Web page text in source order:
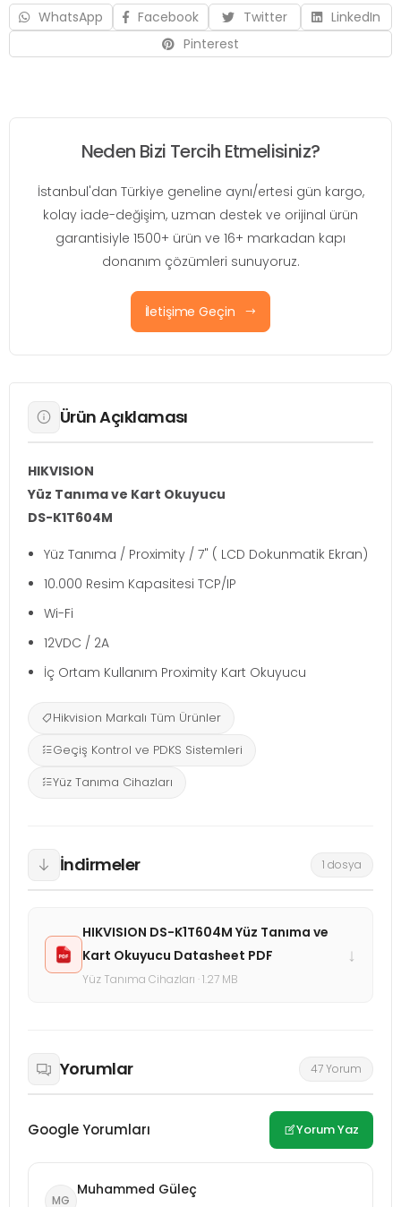
WhatsApp Facebook Twitter
LinkedIn
Pinterest
Neden Bizi Tercih Etmelisiniz?
İstanbul'dan Türkiye geneline aynı/ertesi gün kargo,
kolay iade-değişim, uzman destek ve orijinal ürün
garantisiyle 1500+ ürün ve 16+ markadan kapı
donanım çözümleri sunuyoruz.
İletişime Geçin
Ürün Açıklaması
HIKVISION
Yüz Tanıma ve Kart Okuyucu
DS-K1T604M
Yüz Tanıma / Proximity / 7" ( LCD Dokunmatik Ekran)
10.000 Resim Kapasitesi TCP/IP
Wi-Fi
12VDC / 2A
İç Ortam Kullanım Proximity Kart Okuyucu
Hikvision Markalı Tüm Ürünler
Geçiş Kontrol ve PDKS Sistemleri
Yüz Tanıma Cihazları
İndirmeler 1 dosya
HIKVISION DS-K1T604M Yüz Tanıma ve
Kart Okuyucu Datasheet PDF
Yüz Tanıma Cihazları · 1.27 MB
↓
Yorumlar 47 Yorum
Google Yorumları Yorum Yaz
MG
Muhammed Güleç